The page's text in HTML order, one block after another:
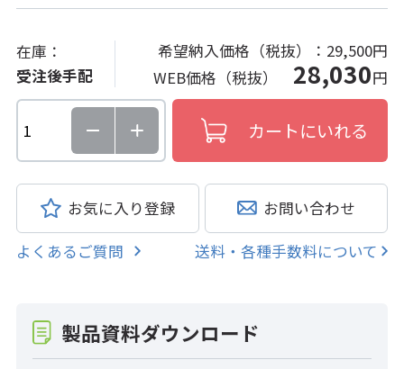
在庫：
受注後手配
希望納入価格（税抜）： 29,500円
WEB価格（税抜） 28,030円
お気に入り登録 お問い合わせ
よくあるご質問 送料・各種手数料について
製品資料ダウンロード